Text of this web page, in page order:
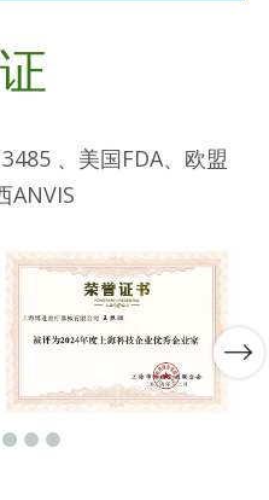
、美国FDA、欧盟
ANVIS